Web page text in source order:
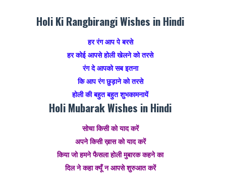
Holi Ki Rangbirangi Wishes in Hindi
हर रंग आप पे बरसे
हर कोई आपसे होली खेलने को तरसे
रंग दे आपको सब इतना
कि आप रंग छुड़ाने को तरसे
होली की बहुत बहुत शुभकामनायें
Holi Mubarak Wishes in Hindi
सोचा किसी को याद करें
अपने किसी ख़ास को याद करें
किया जो हमने फैसला होली मुबारक कहने का
दिल ने कहा क्यूँ न आपसे शुरुआत करें